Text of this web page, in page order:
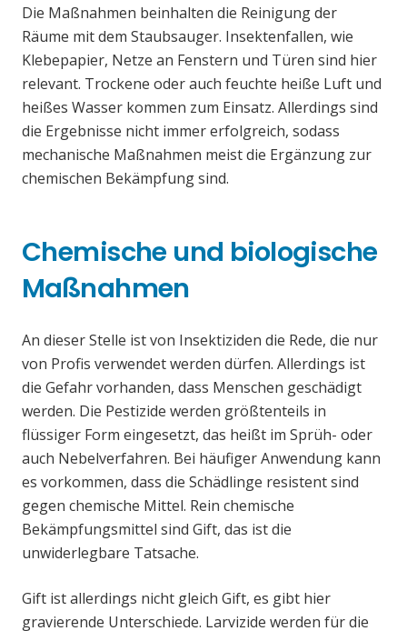
Die Maßnahmen beinhalten die Reinigung der
Räume mit dem Staubsauger. Insektenfallen, wie
Klebepapier, Netze an Fenstern und Türen sind hier
relevant. Trockene oder auch feuchte heiße Luft und
heißes Wasser kommen zum Einsatz. Allerdings sind
die Ergebnisse nicht immer erfolgreich, sodass
mechanische Maßnahmen meist die Ergänzung zur
chemischen Bekämpfung sind.
Chemische und biologische
Maßnahmen
An dieser Stelle ist von Insektiziden die Rede, die nur
von Profis verwendet werden dürfen. Allerdings ist
die Gefahr vorhanden, dass Menschen geschädigt
werden. Die Pestizide werden größtenteils in
flüssiger Form eingesetzt, das heißt im Sprüh- oder
auch Nebelverfahren. Bei häufiger Anwendung kann
es vorkommen, dass die Schädlinge resistent sind
gegen chemische Mittel. Rein chemische
Bekämpfungsmittel sind Gift, das ist die
unwiderlegbare Tatsache.
Gift ist allerdings nicht gleich Gift, es gibt hier
gravierende Unterschiede. Larvizide werden für die